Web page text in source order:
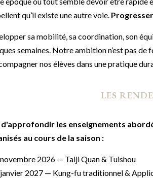
qu’il existe une autre voie.
sa mobilité, sa coordination, son
semaines. Notre ambition n’est pas de
nos élèves dans une pratique
LES
d'approfondir les enseignements
au cours de la saison :
2026 — Taiji Quan & Tuishou
2027 — Kung-fu traditionnel &